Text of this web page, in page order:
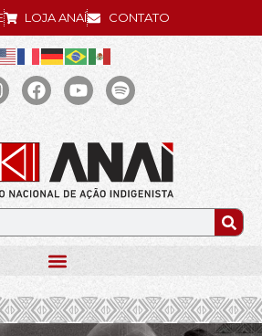
LOJA ANAÍ CONTATO